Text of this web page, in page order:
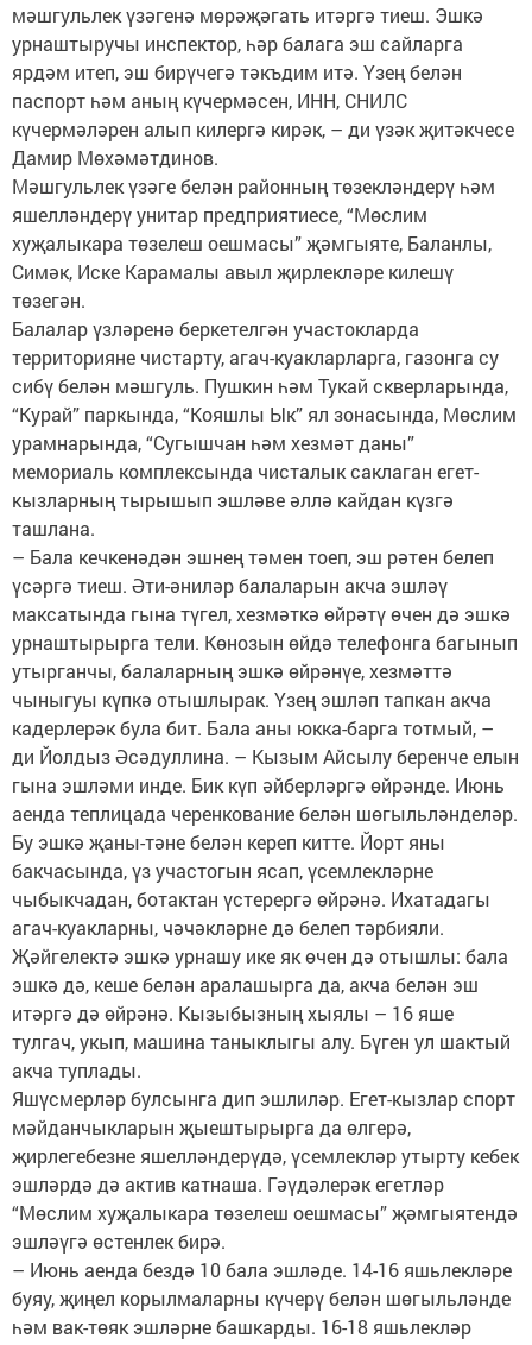
мәшгульлек үзәгенә мөрәҗәгать итәргә тиеш. Эшкә
урнаштыручы инспектор, һәр балага эш сайларга
ярдәм итеп, эш бирүчегә тәкъдим итә. Үзең белән
паспорт һәм аның күчермәсен, ИНН, СНИЛС
күчермәләрен алып килергә кирәк, – ди үзәк җитәкчесе
Дамир Мөхәмәтдинов.
Мәшгульлек үзәге белән районның төзекләндерү һәм
яшелләндерү унитар предприятиесе, “Мөслим
хуҗалыкара төзелеш оешмасы” җәмгыяте, Баланлы,
Симәк, Иске Карамалы авыл җирлекләре килешү
төзегән.
Балалар үзләренә беркетелгән участокларда
территорияне чистарту, агач-куакларларга, газонга су
сибү белән мәшгуль. Пушкин һәм Тукай скверларында,
“Курай” паркында, “Кояшлы Ык” ял зонасында, Мөслим
урамнарында, “Сугышчан һәм хезмәт даны”
мемориаль комплексында чисталык саклаган егет-
кызларның тырышып эшләве әллә кайдан күзгә
ташлана.
– Бала кечкенәдән эшнең тәмен тоеп, эш рәтен белеп
үсәргә тиеш. Әти-әниләр балаларын акча эшләү
максатында гына түгел, хезмәткә өйрәтү өчен дә эшкә
урнаштырырга тели. Көнозын өйдә телефонга багынып
утырганчы, балаларның эшкә өйрәнүе, хезмәттә
чыныгуы күпкә отышлырак. Үзең эшләп тапкан акча
кадерлерәк була бит. Бала аны юкка-барга тотмый, –
ди Йолдыз Әсәдуллина. – Кызым Айсылу беренче елын
гына эшләми инде. Бик күп әйберләргә өйрәнде. Июнь
аенда теплицада черенкование белән шөгыльләнделәр.
Бу эшкә җаны-тәне белән кереп китте. Йорт яны
бакчасында, үз участогын ясап, үсемлекләрне
чыбыкчадан, ботактан үстерергә өйрәнә. Ихатадагы
агач-куакларны, чәчәкләрне дә белеп тәрбияли.
Җәйгелектә эшкә урнашу ике як өчен дә отышлы: бала
эшкә дә, кеше белән аралашырга да, акча белән эш
итәргә дә өйрәнә. Кызыбызның хыялы – 16 яше
тулгач, укып, машина таныклыгы алу. Бүген ул шактый
акча туплады.
Яшүсмерләр булсынга дип эшлиләр. Егет-кызлар спорт
мәйданчыкларын җыештырырга да өлгерә,
җирлегебезне яшелләндерүдә, үсемлекләр утырту кебек
эшләрдә дә актив катнаша. Гәүдәлерәк егетләр
“Мөслим хуҗалыкара төзелеш оешмасы” җәмгыятендә
эшләүгә өстенлек бирә.
– Июнь аенда бездә 10 бала эшләде. 14-16 яшьлекләре
буяу, җиңел корылмаларны күчерү белән шөгыльләнде
һәм вак-төяк эшләрне башкарды. 16-18 яшьлекләр